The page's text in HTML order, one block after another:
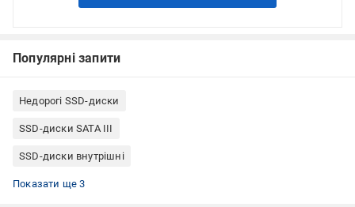
Популярні запити
Недорогі SSD-диски
SSD-диски SATA III
SSD-диски внутрішні
Показати ще 3